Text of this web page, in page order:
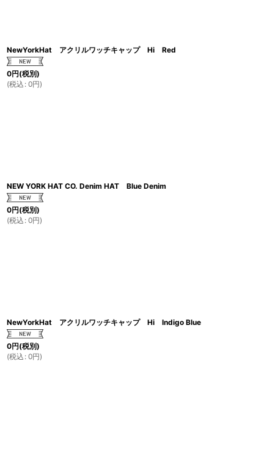
NewYorkHat アクリルワッチキャップ Hi Red
0円(税別)
(税込 : 0円)
NEW YORK HAT CO. Denim HAT Blue Denim
0円(税別)
(税込 : 0円)
NewYorkHat アクリルワッチキャップ Hi Indigo Blue
0円(税別)
(税込 : 0円)